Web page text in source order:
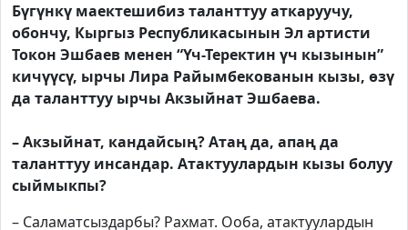
Бүгүнкү маектешибиз таланттуу аткаруучу,
обончу, Кыргыз Республикасынын Эл артисти
Токон Эшбаев менен “Үч-Теректин үч кызынын”
кичүүсү, ырчы Лира Райымбекованын кызы, өзү
да таланттуу ырчы Акзыйнат Эшбаева.
– Акзыйнат, кандайсың? Атаң да, апаң да
таланттуу инсандар. Атактуулардын кызы болуу
сыймыкпы?
– Саламатсыздарбы? Рахмат. Ооба, атактуулардын